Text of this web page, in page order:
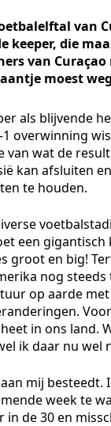
van
keeper, die
van
moest
als blijvende
overwinning
van wat de
kan afsluiten
te houden.
een gigantisch
groot en big!
nog
op aarde
in ons land.
ik daar nu wel
mij besteedt.
week te
de 30 en